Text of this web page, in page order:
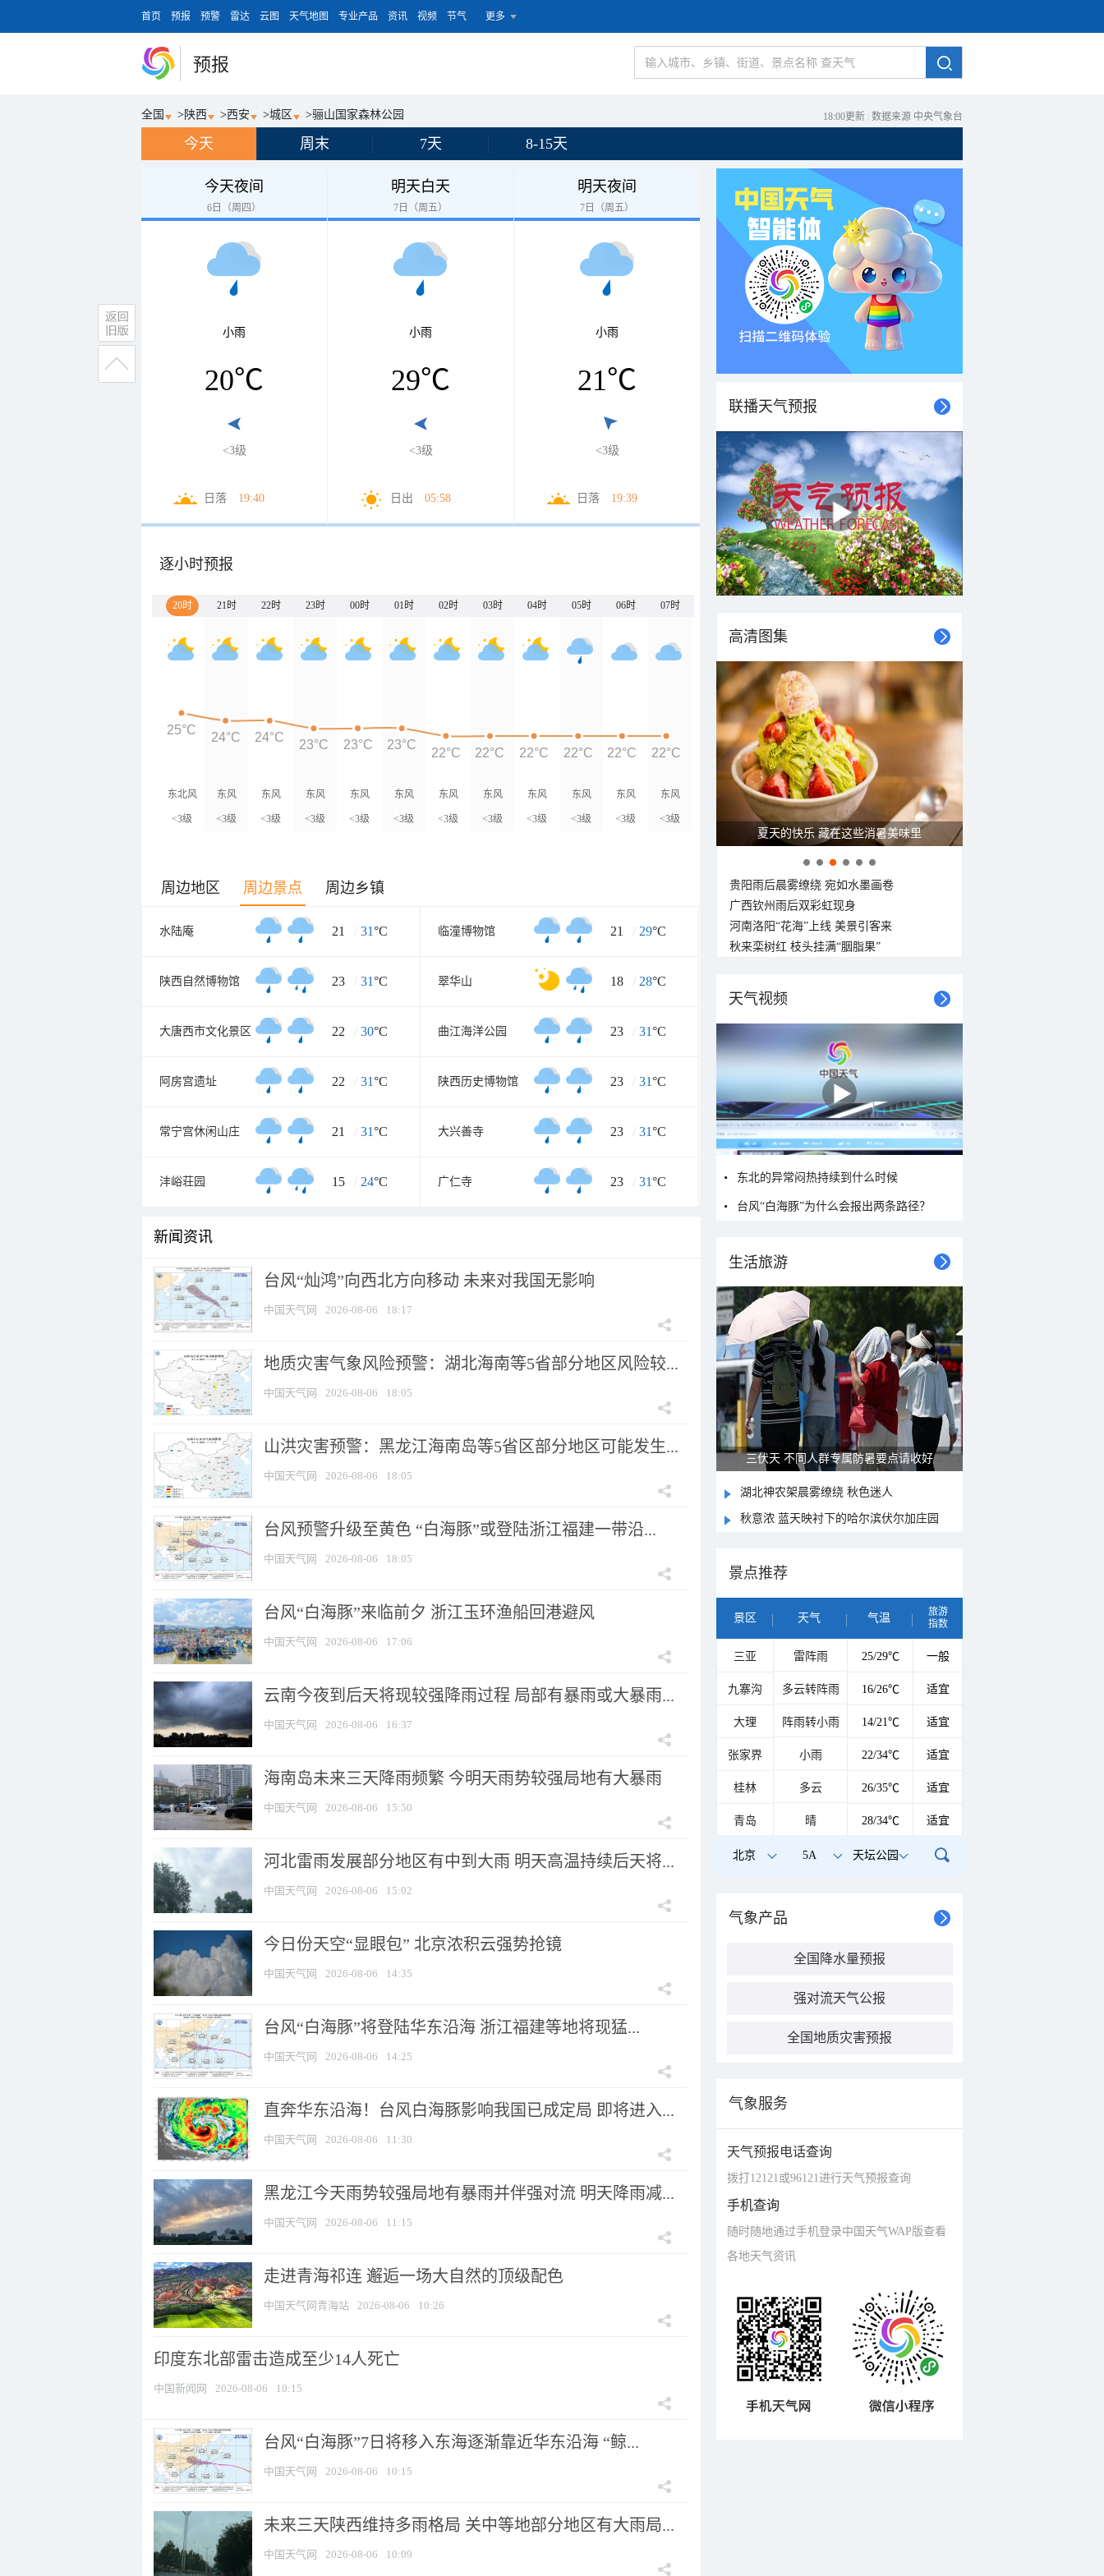
首页 预报 预警 雷达 云图 天气地图 专业产品 资讯 视频 节气 更多
预报
全国 > 陕西 >西安 >城区 >骊山国家森林公园 18:00更新 数据来源 中央气象台
今天 周末 7天 8-15天
今天夜间
6日（周四）
小雨
20℃
<3级
日落 19:40
明天白天
7日（周五）
小雨
29℃
<3级
日出 05:58
明天夜间
7日（周五）
小雨
21℃
<3级
日落 19:39
逐小时预报
20时 21时 22时 23时 00时 01时 02时 03时 04时 05时 06时 07时
东北风
<3级
东风
<3级
东风
<3级
东风
<3级
东风
<3级
东风
<3级
东风
<3级
东风
<3级
东风
<3级
东风
<3级
东风
<3级
东风
<3级
25°C
24°C 24°C
23°C 23°C 23°C
22°C 22°C 22°C 22°C 22°C 22°C
周边地区 周边景点 周边乡镇
水陆庵 21 / 31°C 临潼博物馆 21 / 29°C
陕西自然博物馆 23 / 31°C 翠华山 18 / 28°C
大唐西市文化景区 22 / 30°C 曲江海洋公园 23 / 31°C
阿房宫遗址 22 / 31°C 陕西历史博物馆 23 / 31°C
常宁宫休闲山庄 21 / 31°C 大兴善寺 23 / 31°C
沣峪荘园 15 / 24°C 广仁寺 23 / 31°C
新闻资讯
台风“灿鸿”向西北方向移动 未来对我国无影响
中国天气网 2026-08-06 18:17
地质灾害气象风险预警：湖北海南等5省部分地区风险较...
中国天气网 2026-08-06 18:05
山洪灾害预警：黑龙江海南岛等5省区部分地区可能发生...
中国天气网 2026-08-06 18:05
台风预警升级至黄色 “白海豚”或登陆浙江福建一带沿...
中国天气网 2026-08-06 18:05
台风“白海豚”来临前夕 浙江玉环渔船回港避风
中国天气网 2026-08-06 17:06
云南今夜到后天将现较强降雨过程 局部有暴雨或大暴雨...
中国天气网 2026-08-06 16:37
海南岛未来三天降雨频繁 今明天雨势较强局地有大暴雨
中国天气网 2026-08-06 15:50
河北雷雨发展部分地区有中到大雨 明天高温持续后天将...
中国天气网 2026-08-06 15:02
今日份天空“显眼包” 北京浓积云强势抢镜
中国天气网 2026-08-06 14:35
台风“白海豚”将登陆华东沿海 浙江福建等地将现猛...
中国天气网 2026-08-06 14:25
直奔华东沿海！台风白海豚影响我国已成定局 即将进入...
中国天气网 2026-08-06 11:30
黑龙江今天雨势较强局地有暴雨并伴强对流 明天降雨减...
中国天气网 2026-08-06 11:15
走进青海祁连 邂逅一场大自然的顶级配色
中国天气网青海站 2026-08-06 10:26
印度东北部雷击造成至少14人死亡
中国新闻网 2026-08-06 10:15
台风“白海豚”7日将移入东海逐渐靠近华东沿海 “鲸...
中国天气网 2026-08-06 10:15
未来三天陕西维持多雨格局 关中等地部分地区有大雨局...
中国天气网 2026-08-06 10:09
联播天气预报
高清图集
夏天的快乐 藏在这些消暑美味里
贵阳雨后晨雾缭绕 宛如水墨画卷
广西钦州雨后双彩虹现身
河南洛阳“花海”上线 美景引客来
秋来栾树红 枝头挂满“胭脂果”
天气视频
东北的异常闷热持续到什么时候
台风“白海豚”为什么会报出两条路径？
生活旅游
三伏天 不同人群专属防暑要点请收好
湖北神农架晨雾缭绕 秋色迷人
秋意浓 蓝天映衬下的哈尔滨伏尔加庄园
景点推荐
景区 天气 气温
旅游
指数
三亚 雷阵雨 25/29℃ 一般
九寨沟 多云转阵雨 16/26℃ 适宜
大理 阵雨转小雨 14/21℃ 适宜
张家界 小雨 22/34℃ 适宜
桂林 多云 26/35℃ 适宜
青岛 晴 28/34℃ 适宜
北京 5A 天坛公园
气象产品
全国降水量预报
强对流天气公报
全国地质灾害预报
气象服务
天气预报电话查询
拨打12121或96121进行天气预报查询
手机查询
随时随地通过手机登录中国天气WAP版查看
各地天气资讯